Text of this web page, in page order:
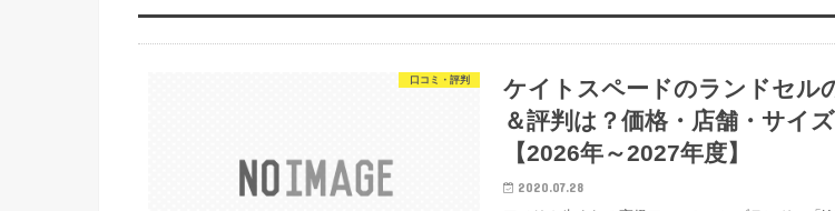
口コミ・評判
ケイトスペードのランドセル
＆評判は？価格・店舗・サイ
【2026年～2027年度】
2020.07.28